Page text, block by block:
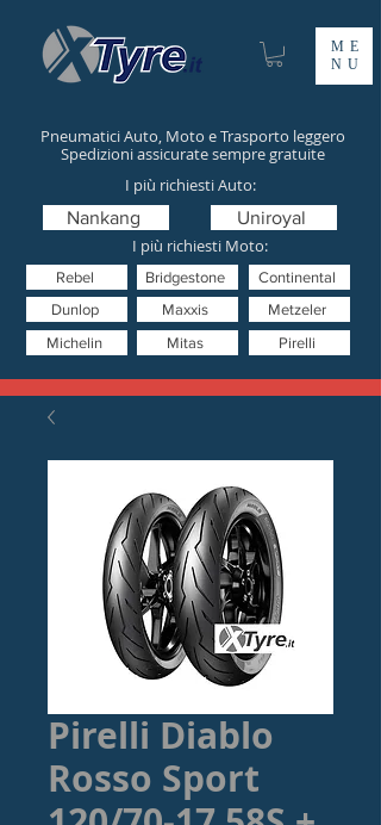
ME
NU
Pneumatici Auto, Moto e Trasporto leggero
Spedizioni assicurate sempre gratuite
I più richiesti Moto:
Mitas
Nankang
Pirelli
Uniroyal
Metzeler
Dunlop
Bridgestone Continental
Michelin
Rebel
I più richiesti Auto:
Maxxis
Pirelli Diablo
Rosso Sport